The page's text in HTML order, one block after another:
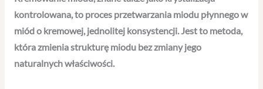
kontrolowana, to proces przetwarzania miodu płynnego w
miód o kremowej, jednolitej konsystencji. Jest to metoda,
która zmienia strukturę miodu bez zmiany jego
naturalnych właściwości.